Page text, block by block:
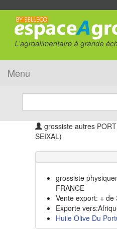
Menu
grossiste autres
SEIXAL)
grossiste
FRANCE
Vente export: + de
Exporte
Huile Olive Du